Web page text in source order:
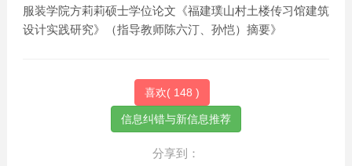
服装学院方莉莉硕士学位论文《福建璞山村土楼传习馆建筑
设计实践研究》（指导教师陈六汀、孙恺）摘要》
喜欢( 148 )
分享到：